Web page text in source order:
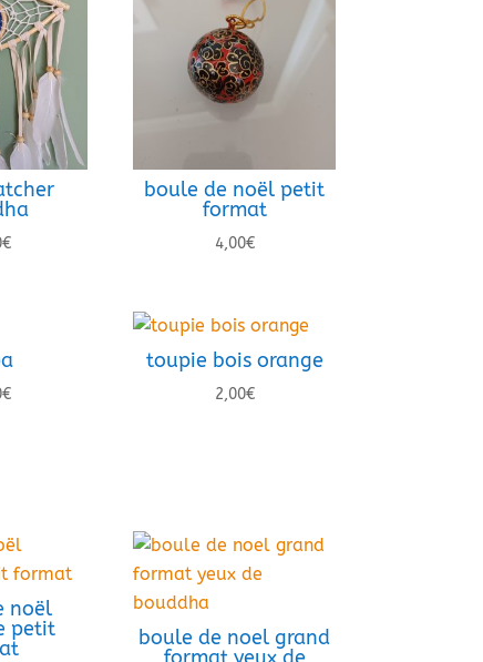
€
boule de noël petit
format
4,00€
€
toupie bois orange
2,00€
noël
petit
boule de noel grand